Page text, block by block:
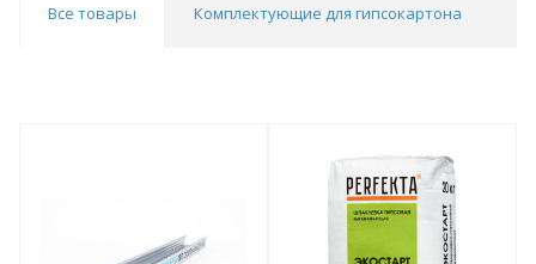
Все товары Комплектующие для гипсокартона